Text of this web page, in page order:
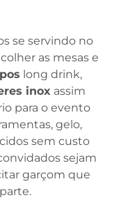
se servindo no
as mesas e
long drink,
inox assim
para o evento
gelo,
sem custo
sejam
garçom que